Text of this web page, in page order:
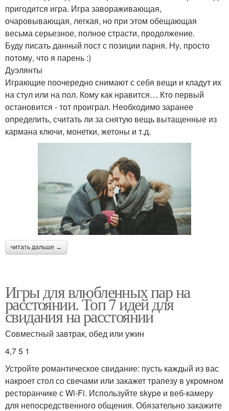
пригодится игра. Игра завораживающая,
очаровывающая, легкая, но при этом обещающая
весьма серьезное, полное страсти, продолжение.
Буду писать данный пост с позиции парня. Ну, просто
потому, что я парень :)
Дуэлянты
Играющие поочередно снимают с себя вещи и кладут их
на стул или на пол. Кому как нравится… Кто первый
остановится - тот проиграл. Необходимо заранее
определить, считать ли за снятую вещь вытащенные из
кармана ключи, монетки, жетоны и т.д.
читать дальше →
Игры для влюбленных пар на
расстоянии. Топ 7 идей для
свидания на расстоянии
Совместный завтрак, обед или ужин
4,7 5 1
Устройте романтическое свидание: пусть каждый из вас
накроет стол со свечами или закажет трапезу в укромном
ресторанчике с Wi-Fi. Используйте skype и веб-камеру
для непосредственного общения. Обязательно закажите